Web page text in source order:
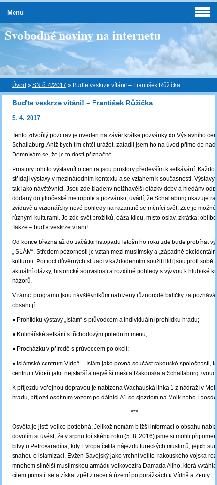
Svobodné noviny na internetu
Úvod » SN č. 4/2017 » Buďte veskrze vítáni! – František Růžička
Buďte veskrze vítáni! – František Růžička
5. 4. 2017
Tento zdvořilý pozdrav je uveden na závěr krátké pozvánky do Výstavního
Schallaburg. Aniž bych tím chtěl urážet, zařadil jsem ho na úvod přímo do
Domnívám se, že je to dosti příznačné.
Prostory tohoto výstavního centra jsou prostory především k setkávání.
střídají výstavy v mezinárodním kontextu a se vztahem k současnosti. Výstavy
tak jako návštěvníci. Jsou zde kladeny nejžhavější otázky doby a hledány
dodaný do jihočeské metropole s pozvánko, uvádí, že Schallaburg ukazuje
zvídavě a vizionářsky nové pohledy na razantně se měnící svět. Zde je
různými kulturami. Je zde svět prožitků, oáza klidu, místo oslav, zkrátka:
Takže – buďte veskrze vítáni!
Od konce března až do začátku listopadu letošního roku zde bude probíhat
„ISLÁM“. Středem pozornosti je vztah mezi muslimsky a „západně
kulturou. Pomocí důvěrných situací v každodenním soužití lidí jsou proti sobě
aktuální otázky, historické souvislosti a rozdílné pohledy s výzvou k hluboké
názorů.
V rámci programu jsou návštěvníkům nabízeny různorodé balíčky za
obsahují:
● Prohlídku výstavy „Islám“ s průvodcem a individuální prohlídku hradu;
● Kulinářské setkání s tříchodovým poledním menu;
● Procházku v přírodě s průvodcem po okolí;
● Islámské centrum Vídeň – Islám jako pevná součást rakouské společnosti,
centrum Vídeň jako nejstarší a největší mešita Rakouska a Schallaburg
K příjezdu veřejnou dopravou je nabízena Wachauská linka 1 z nádraží v
hradu, příjezd osobním vozem po dálnici A1 se sjezdem na Melk nebo
***
Osvěta je jistě velice potřebná. Jelikož nemám bližší informaci o obsahu
dovolím si uvést, že v srpnu loňského roku (5. 8. 2016) jsme si mohli
bitvy u Petrovaradína, kdy Evropa čelila nájezdu tureckých muslimů, jejich
snahou o islamizaci. Evžen Savojský jako vrchní velitel rakouského vojska
mnohem silnější muslimskou armádu velkovezíra Damada Aliho, která
cílem pomstít se a získat zpět ztracená území po porážkách u Vídně a Zenty.
Menu